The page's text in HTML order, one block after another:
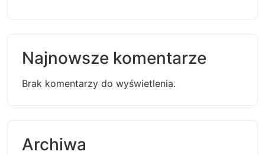
Najnowsze komentarze
Brak komentarzy do wyświetlenia.
Archiwa